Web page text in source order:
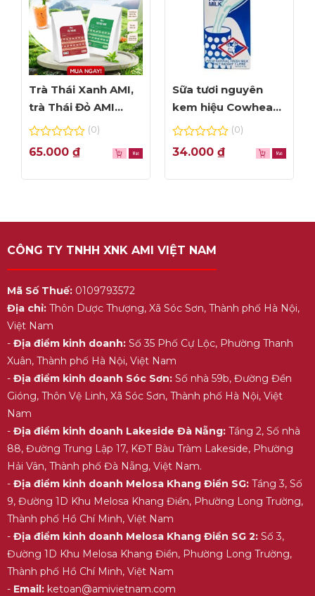
Trà Thái Xanh AMI,
trà Thái Đỏ AMI
thơm ngon, túi lọc
0
out
5
(0)
65.000 ₫
Sữa tươi nguyên
kem hiệu Cowhead
– hộp 1L
0
out
5
(0)
34.000 ₫
CÔNG TY TNHH XNK AMI VIỆT NAM
Mã Số Thuế:0109793572
Địa chỉ:Thôn Dược Thượng, Xã Sóc Sơn, Thành phố Hà Nội,
Việt Nam
- Địa điểm kinh doanh:Số 35 Phố Cự Lộc, Phường Thanh
Xuân, Thành phố Hà Nội, Việt Nam
- Địa điểm kinh doanh Sóc Sơn:Số nhà 59b, Đường Đền
Gióng, Thôn Vệ Linh, Xã Sóc Sơn, Thành phố Hà Nội, Việt
Nam
- Địa điểm kinh doanh Lakeside Đà Nẵng:Tầng 2, Số nhà
88, Đường Trung Lập 17, KĐT Bàu Tràm Lakeside, Phường
Hải Vân, Thành phố Đà Nẵng, Việt Nam.
- Địa điểm kinh doanh Melosa Khang Điền SG:Tầng 3, Số
9, Đường 1D Khu Melosa Khang Điền, Phường Long Trường,
Thành phố Hồ Chí Minh, Việt Nam
- Địa điểm kinh doanh Melosa Khang Điền SG 2:Số 3,
Đường 1D Khu Melosa Khang Điền, Phường Long Trường,
Thành phố Hồ Chí Minh, Việt Nam
- Email:ketoan@amivietnam.com